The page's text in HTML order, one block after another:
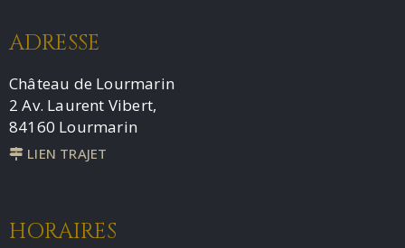
ADRESSE
Château de Lourmarin
2 Av. Laurent Vibert,
84160 Lourmarin
LIEN TRAJET
HORAIRES